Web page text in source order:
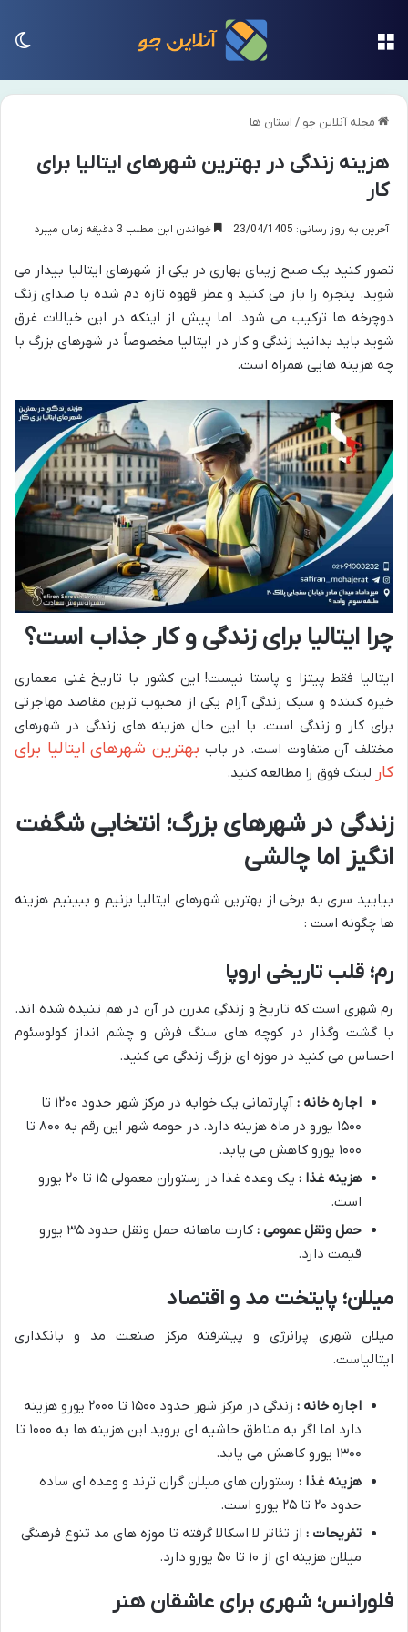
مجله آنلاین جو / استان ها
هزینه زندگی در بهترین شهرهای ایتالیا برای
کار
آخرین به روز رسانی: 23/04/1405 خواندن این مطلب 3 دقیقه زمان میبرد
تصور کنید یک صبح زیبای بهاری در یکی از شهرهای ایتالیا بیدار می
شوید. پنجره را باز می کنید و عطر قهوه تازه دم شده با صدای زنگ
دوچرخه ها ترکیب می شود. اما پیش از اینکه در این خیالات غرق
شوید باید بدانید زندگی و کار در ایتالیا مخصوصاً در شهرهای بزرگ با
چه هزینه هایی همراه است.
چرا ایتالیا برای زندگی و کار جذاب است؟
ایتالیا فقط پیتزا و پاستا نیست! این کشور با تاریخ غنی معماری
خیره کننده و سبک زندگی آرام یکی از محبوب ترین مقاصد مهاجرتی
برای کار و زندگی است. با این حال هزینه های زندگی در شهرهای
مختلف آن متفاوت است. در باب بهترین شهرهای ایتالیا برای
کار لینک فوق را مطالعه کنید.
زندگی در شهرهای بزرگ؛ انتخابی شگفت
انگیز اما چالشی
بیایید سری به برخی از بهترین شهرهای ایتالیا بزنیم و ببینیم هزینه
ها چگونه است :
رم؛ قلب تاریخی اروپا
رم شهری است که تاریخ و زندگی مدرن در آن در هم تنیده شده اند.
با گشت وگذار در کوچه های سنگ فرش و چشم انداز کولوسئوم
احساس می کنید در موزه ای بزرگ زندگی می کنید.
اجاره خانه :
آپارتمانی یک خوابه در مرکز شهر حدود ۱۲۰۰ تا
۱۵۰۰ یورو در ماه هزینه دارد. در حومه شهر این رقم به ۸۰۰ تا
۱۰۰۰ یورو کاهش می یابد.
هزینه غذا :
یک وعده غذا در رستوران معمولی ۱۵ تا ۲۰ یورو
است.
حمل ونقل عمومی :
کارت ماهانه حمل ونقل حدود ۳۵ یورو
قیمت دارد.
میلان؛ پایتخت مد و اقتصاد
میلان شهری پرانرژی و پیشرفته مرکز صنعت مد و بانکداری
ایتالیاست.
اجاره خانه :
زندگی در مرکز شهر حدود ۱۵۰۰ تا ۲۰۰۰ یورو هزینه
دارد اما اگر به مناطق حاشیه ای بروید این هزینه ها به ۱۰۰۰ تا
۱۳۰۰ یورو کاهش می یابد.
هزینه غذا : رستوران های میلان گران ترند و وعده ای ساده
حدود ۲۰ تا ۲۵ یورو است.
تفریحات : از تئاتر لا اسکالا گرفته تا موزه های مد تنوع فرهنگی
میلان هزینه ای از ۱۰ تا ۵۰ یورو دارد.
فلورانس؛ شهری برای عاشقان هنر